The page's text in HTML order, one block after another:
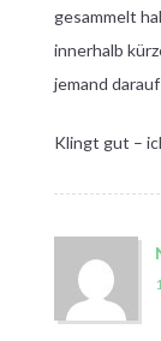
gesammelt
innerhalb
jemand
Klingt gut –